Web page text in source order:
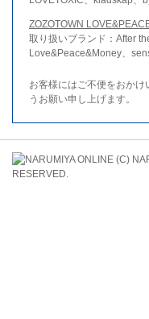
ZOZOTOWN
取り扱いブランド：After
Love&Peace&Money、
お客様にはご不便をおかけ
うお願い申し上げます。